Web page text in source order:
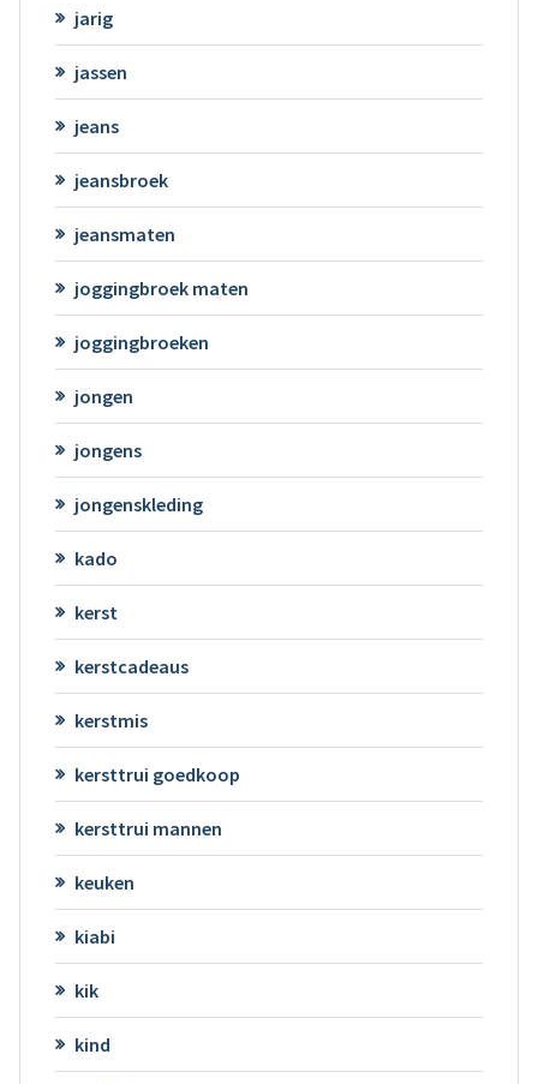
jarig
jassen
jeans
jeansbroek
jeansmaten
joggingbroek maten
joggingbroeken
jongen
jongens
jongenskleding
kado
kerst
kerstcadeaus
kerstmis
kersttrui goedkoop
kersttrui mannen
keuken
kiabi
kik
kind